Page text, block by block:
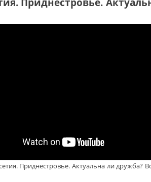
Приднестровье. Актуальна ли дружба?